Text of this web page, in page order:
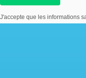
J'accepte que les informations